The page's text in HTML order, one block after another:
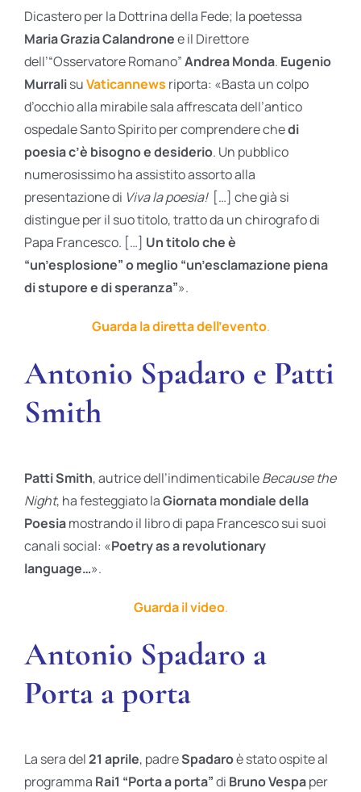
Dicastero per la Dottrina della Fede; la poetessa
Maria Grazia Calandronee il Direttore
dell’“Osservatore Romano”Andrea Monda. Eugenio
MurralisuVaticannews riporta: «Basta un colpo
d’occhio alla mirabile sala affrescata dell’antico
ospedale Santo Spirito per comprendere chedi
poesia c’è bisogno e desiderio. Un pubblico
numerosissimo ha assistito assorto alla
presentazione di Viva la poesia! […] che già si
distingue per il suo titolo, tratto da un chirografo di
Papa Francesco. […] Un titolo che è
“un’esplosione” o meglio “un’esclamazione piena
di stupore e di speranza”».
Guarda la diretta dell’evento.
Antonio Spadaro e Patti
Smith
Patti Smith, autrice dell’indimenticabileBecause the
Night, ha festeggiato laGiornata mondiale della
Poesiamostrando il libro di papa Francesco sui suoi
canali social: «Poetry as a revolutionary
language…».
Guarda il video.
Antonio Spadaro a
Porta a porta
La sera del21 aprile, padreSpadaroè stato ospite al
programma Rai1 “Porta a porta”di Bruno Vespaper